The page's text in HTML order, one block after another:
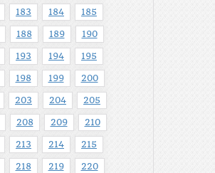
183 184 185
188 189 190
193 194 195
198 199 200
203 204 205
208 209 210
213 214 215
218 219 220